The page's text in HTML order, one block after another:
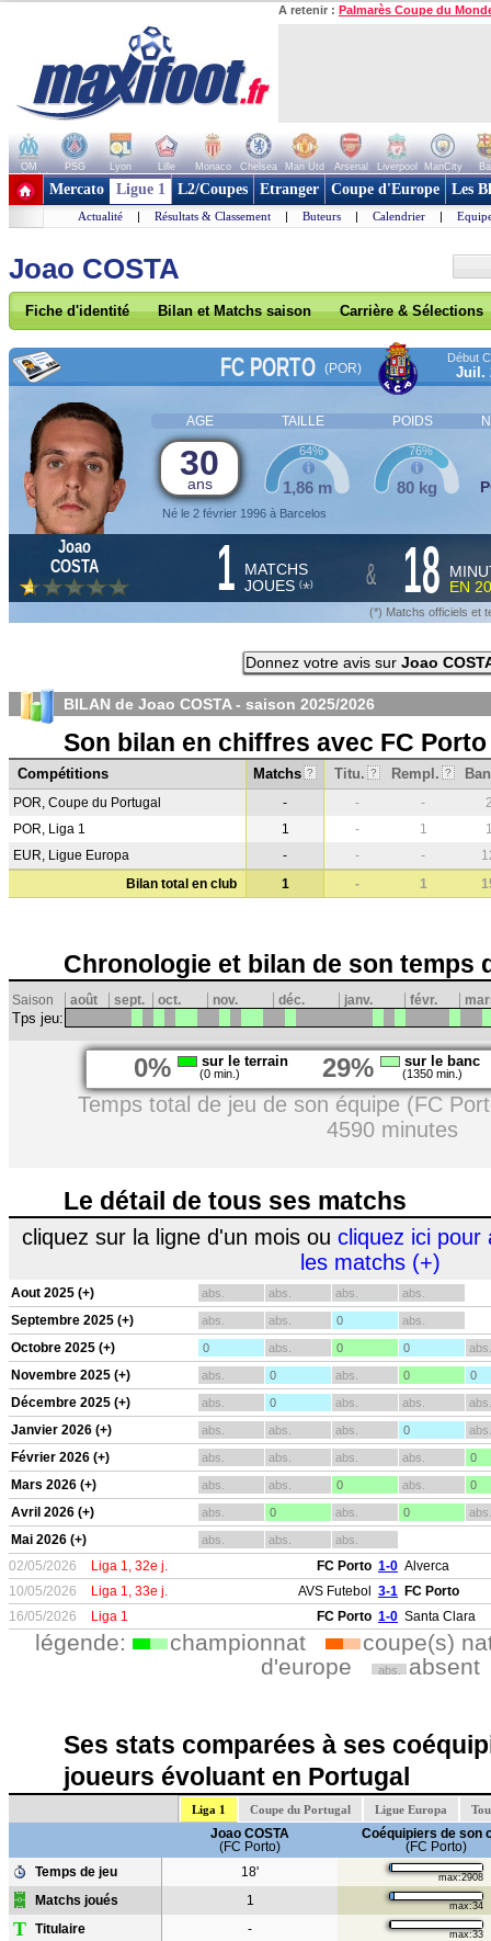
A retenir : Palmarès Coupe du
OM PSG Lyon Lille Monaco Chelsea Man Utd Arsenal Liverpool ManCity
+ de clubs
Mercato Ligue 1 L2/Coupes Etranger Coupe d'Europe Les
Actualité | Résultats & Classement | Buteurs | Calendrier |
Joao COSTA
Fiche d'identité Bilan et Matchs saison Carrière & Sélections
FC PORTO (POR)
Début
Juil.
AGE TAILLE POIDS
30
ans
Né le 2 février 1996 à Barcelos
1,86 m
64%
80 kg
76%
Joao
COSTA
1 MATCHS
JOUES (*) & 18
EN
(*) Matchs officiels et
Donnez votre avis sur Joao
BILAN de Joao COSTA - saison 2025/2026
Son bilan en chiffres avec FC Porto
Compétitions Matchs ? Titu. ? Rempl. ?
POR, Coupe du Portugal - - -
POR, Liga 1
1 - 1
EUR, Ligue Europa
- - -
Bilan total en club
1 - 1
Chronologie et bilan de son temps
Saison août sept. oct. nov. déc. janv. févr.
Tps jeu:
0% sur le terrain
(0 min.) 29% sur le banc
(1350 min.)
Temps total de jeu de son équipe (FC
4590 minutes
Le détail de tous ses matchs
cliquez sur la ligne d'un mois ou cliquez ici pour
les matchs (+)
Aout 2025 (+) abs. abs. abs. abs.
Septembre 2025 (+) abs. abs. 0 abs.
Octobre 2025 (+) 0 abs. 0 0 abs.
Novembre 2025 (+) abs. 0 abs. 0 0
Décembre 2025 (+) abs. 0 abs. abs. abs.
Janvier 2026 (+) abs. abs. abs. 0 abs.
Février 2026 (+) abs. abs. abs. abs. 0
Mars 2026 (+) abs. abs. 0 abs. 0
Avril 2026 (+) abs. 0 abs. 0 abs.
Mai 2026 (+) abs. abs. abs.
02/05/2026 Liga 1, 32e j. FC Porto 1-0 Alverca
10/05/2026
Liga 1, 33e j. AVS Futebol 3-1 FC Porto
16/05/2026
Liga 1 FC Porto 1-0 Santa Clara
légende: championnat
coupe(s)
d'europe
abs. absent
Ses stats comparées à ses
joueurs évoluant en Portugal
Liga 1 Coupe du Portugal Ligue Europa
Joao COSTA
(FC Porto)
Coéquipiers de son
(FC Porto)
Temps de jeu
18' max:2908
Matchs joués 1 max:34
T Titulaire - max:33